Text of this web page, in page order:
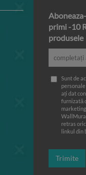
primi -10
produsele
Sunt de
ați dat
furnizată
retras
linkul din
Trimite